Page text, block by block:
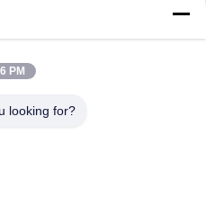
di intelligenza del PE del
del ferro
del separatore 2.5T
PM
looking for?